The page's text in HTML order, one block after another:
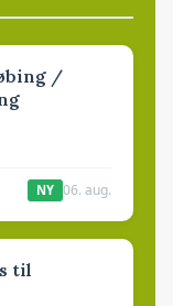
/
NY 06. aug.
til